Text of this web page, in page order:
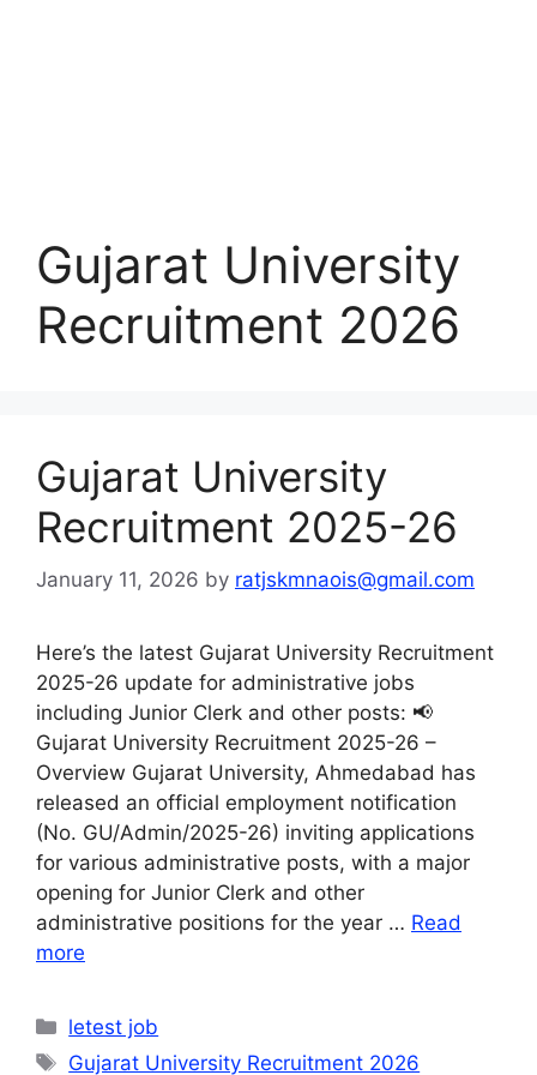
Gujarat University
Recruitment 2026
Gujarat University
Recruitment 2025-26
January 11, 2026 by ratjskmnaois@gmail.com
Here’s the latest Gujarat University Recruitment
2025-26 update for administrative jobs
including Junior Clerk and other posts: 📢
Gujarat University Recruitment 2025-26 –
Overview Gujarat University, Ahmedabad has
released an official employment notification
(No. GU/Admin/2025-26) inviting applications
for various administrative posts, with a major
opening for Junior Clerk and other
administrative positions for the year … Read
more
Categories
letest job
Tags
Gujarat University Recruitment 2026